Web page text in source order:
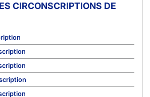
CIRCONSCRIPTIONS DE